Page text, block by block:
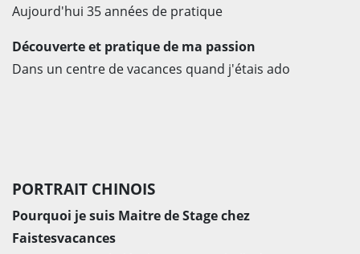
Aujourd'hui 35 années de pratique
Découverte et pratique de ma passion
Dans un centre de vacances quand j'étais ado
PORTRAIT CHINOIS
Pourquoi je suis Maitre de Stage chez
Faistesvacances